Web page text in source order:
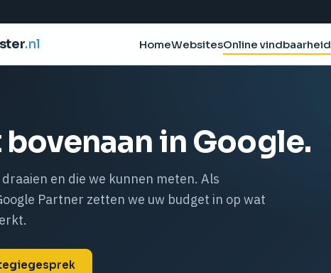
.nl HomeWebsitesOnline vindbaarheid
in Google.
en die we kunnen meten. Als
Partner zetten we uw budget in op wat